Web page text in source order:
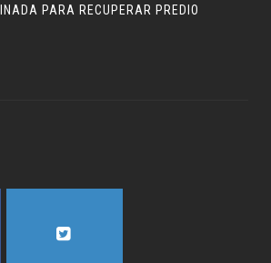
PARA RECUPERAR PREDIO